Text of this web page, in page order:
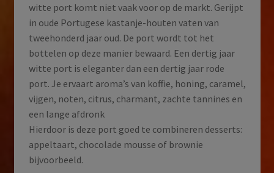
witte port komt niet vaak voor op de markt. Gerijpt
in oude Portugese kastanje-houten vaten van
tweehonderd jaar oud. De port wordt tot het
bottelen op deze manier bewaard. Een dertig jaar
witte port is eleganter dan een dertig jaar rode
port. Je ervaart aroma’s van koffie, honing, caramel,
vijgen, noten, citrus, charmant, zachte tannines en
een lange afdronk
Hierdoor is deze port goed te combineren desserts:
appeltaart, chocolade mousse of brownie
bijvoorbeeld.